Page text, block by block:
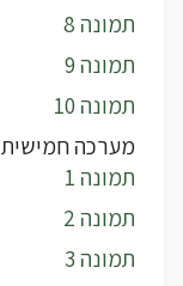
תמונה 8
תמונה 9
תמונה 10
מערכה חמישית
תמונה 1
תמונה 2
תמונה 3